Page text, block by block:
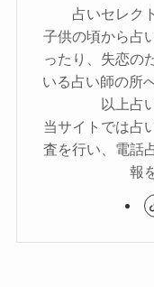
占いセレク
子供の頃から占
ったり、失恋の
いる占い師の所
以上占
当サイトでは占
査を行い、電話
報